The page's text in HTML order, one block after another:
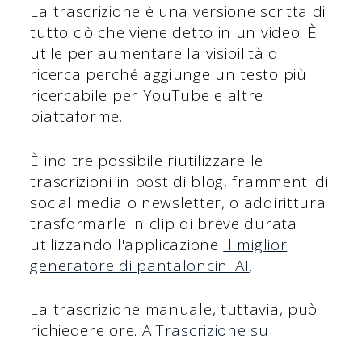
La trascrizione è una versione scritta di
tutto ciò che viene detto in un video. È
utile per aumentare la visibilità di
ricerca perché aggiunge un testo più
ricercabile per YouTube e altre
piattaforme.
È inoltre possibile riutilizzare le
trascrizioni in post di blog, frammenti di
social media o newsletter, o addirittura
trasformarle in clip di breve durata
utilizzando l'applicazione Il miglior
generatore di pantaloncini AI.
La trascrizione manuale, tuttavia, può
richiedere ore. ATrascrizione su